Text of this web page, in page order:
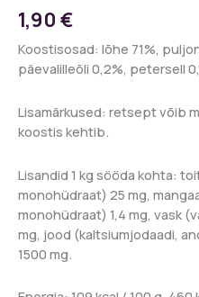
1,90 €
Koostisosad: lõhe 71%,
päevalilleõli 0,2%, petersell
Lisamärkused: retsept võib
koostis kehtib.
Lisandid 1 kg sööda kohta:
monohüdraat) 25 mg,
monohüdraat) 1,4 mg, vask
mg, jood (kaltsiumjodaadi,
1500 mg.